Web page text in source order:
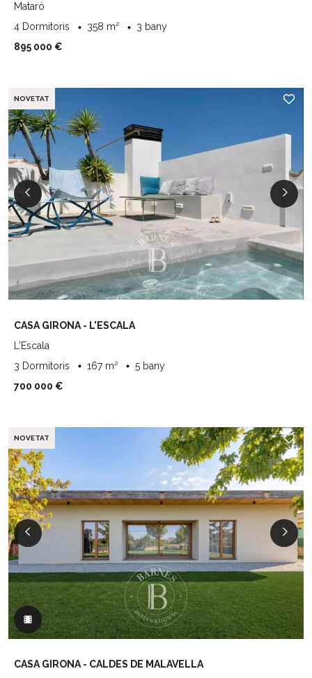
Mataró
4 Dormitoris
358 m²
3 bany
895 000 €
NOVETAT
CASA GIRONA - L'ESCALA
L'Escala
3 Dormitoris
167 m²
5 bany
700 000 €
NOVETAT
CASA GIRONA - CALDES DE MALAVELLA